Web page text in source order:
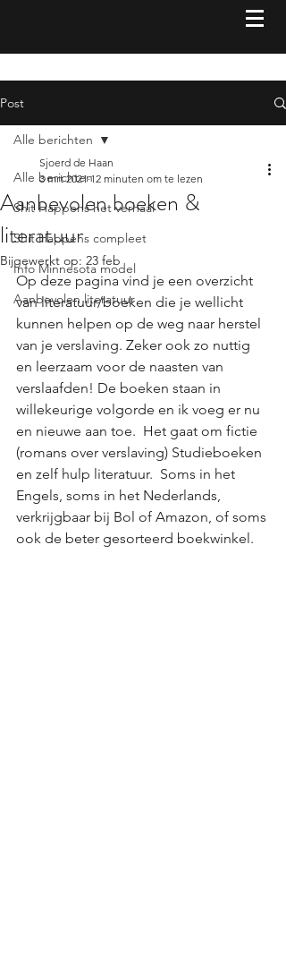
Post
Alle berichten
Shit Happens het verhaal
Shit Happens compleet
Info Minnesota model
Aanbevolen literatuur
Alle berichten
Aanbevolen boeken &
literatuur
Sjoerd de Haan
3 mrt 2021 12 minuten om te lezen
Bijgewerkt op: 23 feb
Op deze pagina vind je een overzicht
van literatuur/boeken die je wellicht
kunnen helpen op de weg naar herstel
van je verslaving. Zeker ook zo nuttig
en leerzaam voor de naasten van
verslaafden! De boeken staan in
willekeurige volgorde en ik voeg er nu
en nieuwe aan toe.  Het gaat om fictie
(romans over verslaving) Studieboeken
en zelf hulp literatuur.  Soms in het
Engels, soms in het Nederlands,
verkrijgbaar bij Bol of Amazon, of soms
ook de beter gesorteerd boekwinkel.